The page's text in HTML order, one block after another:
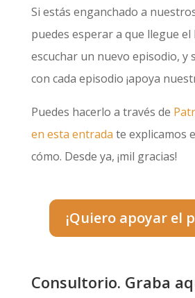
Si estás enganchado a
puedes esperar a que llegue el
escuchar un nuevo episodio, y
con cada episodio ¡apoya
Puedes hacerlo a través de
en esta entrada te explicamos
cómo. Desde ya, ¡mil gracias!
¡Quiero apoyar el
Consultorio. Graba